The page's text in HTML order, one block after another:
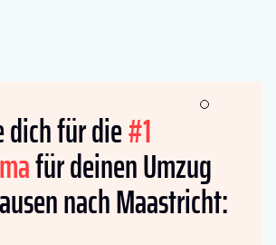
dich für die#1
für deinen Umzug
nach Maastricht: